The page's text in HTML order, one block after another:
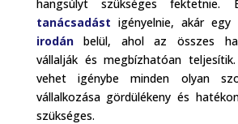
hangsúlyt szükséges fektetnie.
tanácsadást igényelnie, akár egy
irodánbelül, ahol az összes
vállalják és megbízhatóan
vehet igénybe minden olyan
vállalkozása gördülékeny és
szükséges.